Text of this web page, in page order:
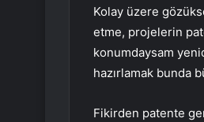
Kolay üzere
etme, projelerin
konumdaysam
hazırlamak bunda
Fikirden patente